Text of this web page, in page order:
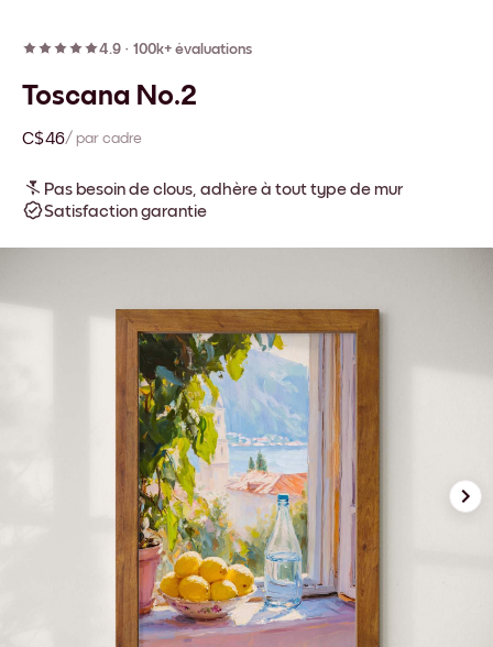
4.9 · 100k+ évaluations
Toscana No.2
C$46/ par cadre
Pas besoin de clous, adhère à tout type de mur
Satisfaction garantie